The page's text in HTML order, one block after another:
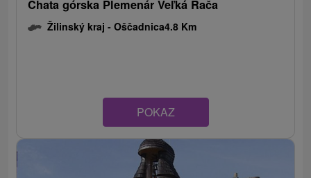
Chata górska Plemenár Veľká Rača
Žilinský kraj -Oščadnica4.8 Km
POKAZ